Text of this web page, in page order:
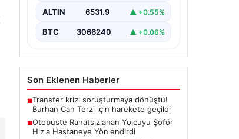
ALTIN 6531.9 ▲ +0.55%
BTC 3066240 ▲ +0.06%
Son Eklenen Haberler
■Transfer krizi soruşturmaya dönüştü!
Burhan Can Terzi için harekete geçildi
■Otobüste Rahatsızlanan Yolcuyu Şoför
Hızla Hastaneye Yönlendirdi